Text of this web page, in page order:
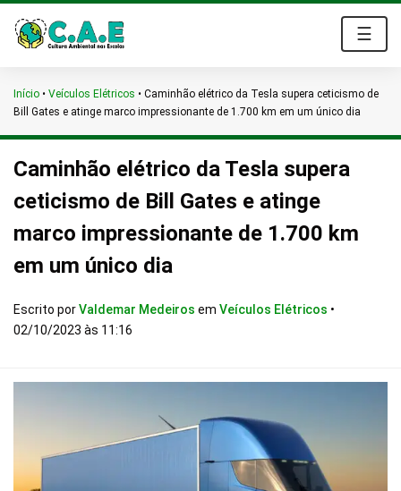
☰
Início • Veículos Elétricos • Caminhão elétrico da Tesla supera ceticismo de
Bill Gates e atinge marco impressionante de 1.700 km em um único dia
Caminhão elétrico da Tesla supera
ceticismo de Bill Gates e atinge
marco impressionante de 1.700 km
em um único dia
Escrito porValdemar Medeiros em Veículos Elétricos •
02/10/2023 às 11:16